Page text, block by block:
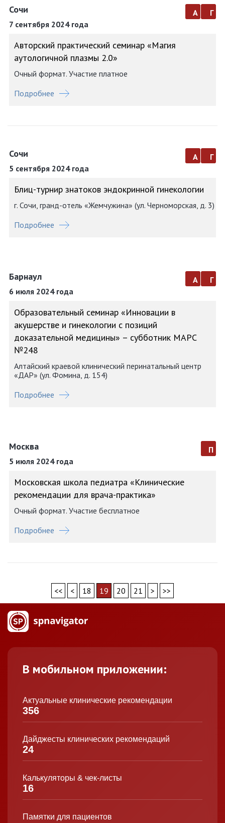
Сочи
7 сентября 2024 года
а г
Авторский практический семинар «Магия
аутологичной плазмы 2.0»
Очный формат. Участие платное
Подробнее
Сочи
5 сентября 2024 года
а г
Блиц-турнир знатоков эндокринной гинекологии
г. Сочи, гранд-отель «Жемчужина» (ул. Черноморская, д. 3)
Подробнее
Барнаул
6 июля 2024 года
а г
Образовательный семинар «Инновации в
акушерстве и гинекологии с позиций
доказательной медицины» – субботник МАРС
№248
Алтайский краевой клинический перинатальный центр
«ДАР» (ул. Фомина, д. 154)
Подробнее
Москва
5 июля 2024 года
п
Московская школа педиатра «Клинические
рекомендации для врача-практика»
Очный формат. Участие бесплатное
Подробнее
<< < 18 19 20 21 > >>
В мобильном приложении:
Актуальные клинические рекомендации
356
Дайджесты клинических рекомендаций
24
Калькуляторы & чек-листы
16
Памятки для пациентов